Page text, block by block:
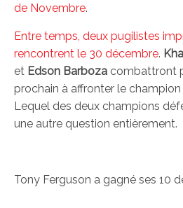
de Novembre.
Entre temps, deux pugilistes
rencontrent le 30 décembre.
et Edson Barboza combattront
prochain à affronter le
Lequel des deux champions
une autre question entièrement.
Tony Ferguson a gagné ses 10